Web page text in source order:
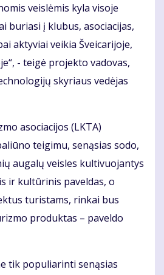
veislėmis kyla visoje
buriasi į klubus, asociacijas,
aktyviai veikia Šveicarijoje,
- teigė projekto vadovas,
skyriaus vedėjas
asociacijos (LKTA)
teigimu, senąsias sodo,
augalų veisles kultivuojantys
ir kultūrinis paveldas, o
turistams, rinkai bus
produktas – paveldo
tik populiarinti senąsias